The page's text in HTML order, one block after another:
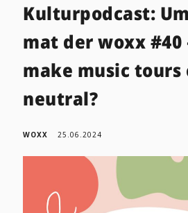
Kulturpodcast:
mat der woxx #40
make music tours
neutral?
WOXX 25.06.2024